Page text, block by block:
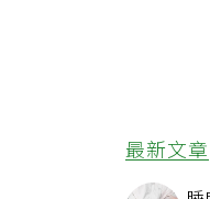
最新文章